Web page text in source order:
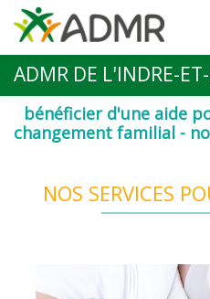
Aller au contenu principal
ADMR DE L'INDRE-
bénéficier d'une aide
changement familial -
NOS SERVICES